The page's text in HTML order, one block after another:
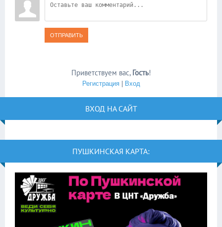
ОТПРАВИТЬ
Приветствуем вас, Гость!
Регистрация| Вход
ВХОД НА САЙТ
ПУШКИНСКАЯ КАРТА: